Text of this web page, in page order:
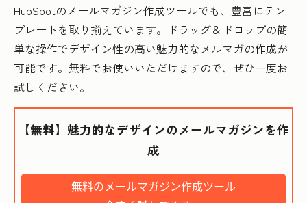
HubSpotのメールマガジン作成ツールでも、豊富にテン
プレートを取り揃えています。ドラッグ＆ドロップの簡
単な操作でデザイン性の高い魅力的なメルマガの作成が
可能です。無料でお使いいただけますので、ぜひ一度お
試しください。
【無料】魅力的なデザインのメールマガジンを作
成